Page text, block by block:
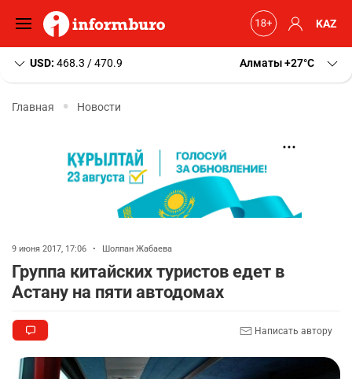
KAZ
USD: 468.3 / 470.9 Алматы+27 C
Главная Новости
9 июня 2017, 17:06 • Шолпан Жабаева
Группа китайских туристов едет в
Астану на пяти автодомах
Написать автору